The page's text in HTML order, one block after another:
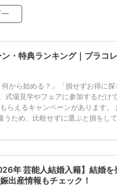
・特典ランキング｜プラコ
から始める？」「損せずお得に探
式場見学やフェアに参加するだけ
らえるキャンペーンがあります。
うため、比較せずに選ぶと損をし
較サイト：プラコレ、ゼクシィ、
診断」か、体験型 […]続きを読む
年 芸能人結婚入籍】結婚を
出産情報もチェック！